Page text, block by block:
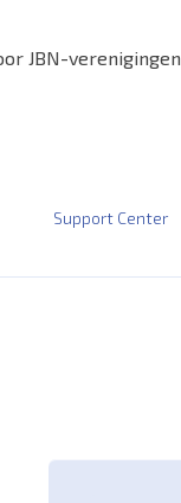
JBN-verenigingen
Support Center